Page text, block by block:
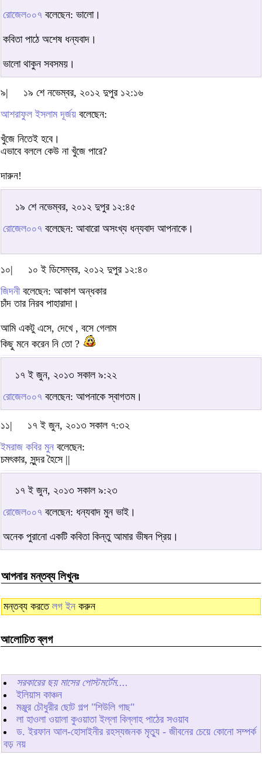
রোজেল০০৭ বলেছেন: ভালো।
কবিতা পাঠে অশেষ ধন্যবাদ।
ভালো থাকুন সবসময়।
৯|
১৯ শে নভেম্বর, ২০১২ দুপুর ১২:১৬
আশরাফুল ইসলাম দূর্জয় বলেছেন:
খুঁজে নিতেই হবে।
এভাবে বললে কেউ না খুঁজে পারে?
দারুন!
১৯ শে নভেম্বর, ২০১২ দুপুর ১২:৪৫
রোজেল০০৭ বলেছেন: আবারো অসংখ্য ধন্যবাদ আপনাকে।
১০|
১০ ই ডিসেম্বর, ২০১২ দুপুর ১২:৪০
জিদনীবলেছেন: আকাশ অন্ধকার
চাঁদ তার নিরব পাহারাদা।
আমি একটু এসে, দেখে , বসে গেলাম
কিছু মনে করেন নি তো ?
১৭ ই জুন, ২০১৩ সকাল ৯:২২
রোজেল০০৭ বলেছেন: আপনাকে স্বাগতম।
১১|
১৭ ই জুন, ২০১৩ সকাল ৭:৩২
ইমরাজ কবির মুন বলেছেন:
চমৎকার, সুন্দর হৈসে ||
১৭ ই জুন, ২০১৩ সকাল ৯:২৩
রোজেল০০৭ বলেছেন: ধন্যবাদ মুন ভাই।
অনেক পুরানো একটি কবিতা কিন্তু আমার ভীষন প্রিয়।
আপনার মন্তব্য লিখুনঃ
মন্তব্য করতে লগ ইন করুন
আলোচিত ব্লগ
সরকারের ছয় মাসের পোস্টমর্টেম....
ইলিয়াস কাঞ্চন
মঞ্জুর চৌধুরীর ছোট গল্প "শিউলি গাছ"
লা হাওলা ওয়ালা কুওয়াতা ইল্লা বিল্লাহ পাঠের সওয়াব
ড. ইরফান আল-হোসাইনীর রহস্যজনক মৃত্যু - জীবনের চেয়ে কোনো সম্পর্ক
বড় নয়